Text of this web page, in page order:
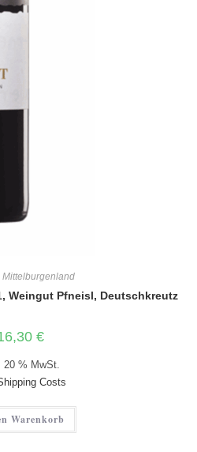
Mittelburgenland
Weingut Pfneisl, Deutschkreutz
€
20 % MwSt.
Costs
Warenkorb